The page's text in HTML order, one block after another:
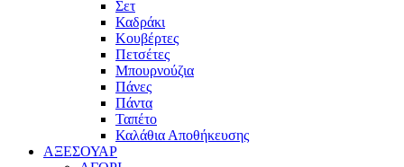
Σετ
Καδράκι
Κουβέρτες
Πετσέτες
Μπουρνούζια
Πάνες
Πάντα
Ταπέτο
Καλάθια Αποθήκευσης
ΑΞΕΣΟΥΑΡ